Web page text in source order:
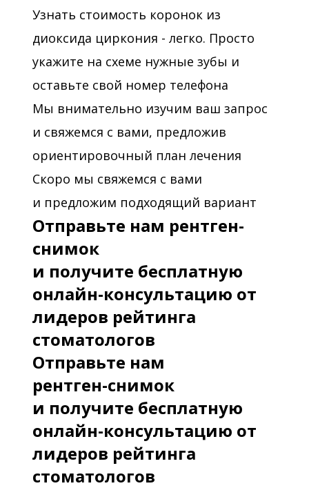
Узнать стоимость коронок из
диоксида циркония - легко. Просто
укажите на схеме нужные зубы и
оставьте свой номер телефона
Мы внимательно изучим ваш запрос
и свяжемся с вами, предложив
ориентировочный план лечения
Скоро мы свяжемся с вами
и предложим подходящий вариант
Отправьте нам рентген-
снимок
и получите бесплатную
онлайн-консультацию от
лидеров рейтинга
стоматологов
Отправьте нам
рентген-снимок
и получите бесплатную
онлайн-консультацию от
лидеров рейтинга
стоматологов